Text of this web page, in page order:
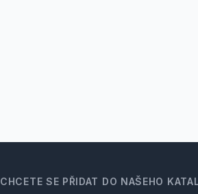
CHCETE SE PŘIDAT DO NAŠEHO